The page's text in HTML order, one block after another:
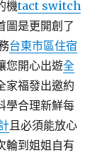
機tact switch
圖是更開創了
台東市區住宿
您開心出遊全
家福發出邀約
學合理新鮮每
且必須能放心
輪到姐姐自有